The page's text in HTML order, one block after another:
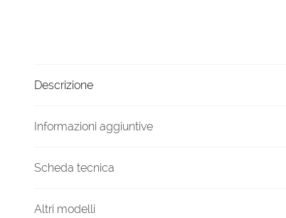
Descrizione
Informazioni aggiuntive
Scheda tecnica
Altri modelli